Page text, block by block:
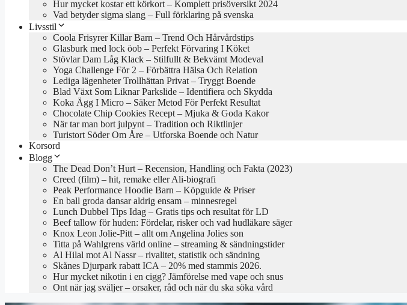
Hur mycket kostar ett körkort – Komplett prisöversikt 2024
Vad betyder sigma slang – Full förklaring på svenska
Livsstil
Coola Frisyrer Killar Barn – Trend Och Hårvårdstips
Glasburk med lock öob – Perfekt Förvaring I Köket
Stövlar Dam Låg Klack – Stilfullt & Bekvämt Modeval
Yoga Challenge För 2 – Förbättra Hälsa Och Relation
Lediga lägenheter Trollhättan Privat – Tryggt Boende
Blad Växt Som Liknar Parkslide – Identifiera och Skydda
Koka Ägg I Micro – Säker Metod För Perfekt Resultat
Chocolate Chip Cookies Recept – Mjuka & Goda Kakor
När tar man bort julpynt – Tradition och Riktlinjer
Turistort Söder Om Åre – Utforska Boende och Natur
Korsord
Blogg
The Dead Don’t Hurt – Recension, Handling och Fakta (2023)
Creed (film) – hit, remake eller Ali-biografi
Peak Performance Hoodie Barn – Köpguide & Priser
En ball groda dansar aldrig ensam – minnesregel
Lunch Dubbel Tips Idag – Gratis tips och resultat för LD
Beef tallow för huden: Fördelar, risker och vad hudläkare säger
Knox Leon Jolie-Pitt – allt om Angelina Jolies son
Titta på Wahlgrens värld online – streaming & sändningstider
Al Hilal mot Al Nassr – rivalitet, statistik och sändning
Skånes Djurpark rabatt ICA – 20% med stammis 2026.
Hur mycket nikotin i en cigg? Jämförelse med vape och snus
Ont när jag sväljer – orsaker, råd och när du ska söka vård